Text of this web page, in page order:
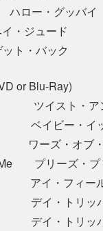
ハロー・グッバイ
・ジュード
ト・バック
or Blu-Ray)
ツイスト・アン
ベイビー・イ
ワーズ・オブ
プリーズ・プ
イ・フィール
デイ・トリッ
デイ・トリッ